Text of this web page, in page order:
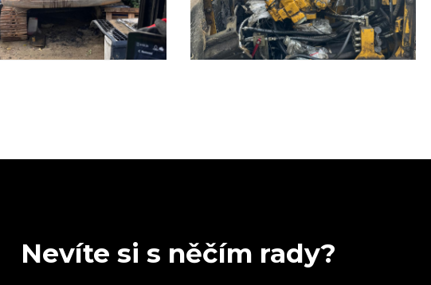
Nevíte si s něčím rady?